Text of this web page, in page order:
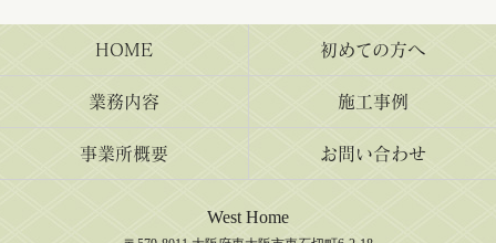
HOME 初めての方へ
業務内容 施工事例
事業所概要 お問い合わせ
West Home